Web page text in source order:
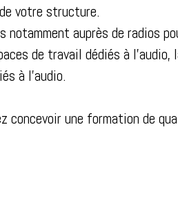
votre structure.
notamment auprès de radios
de travail dédiés à
à l'audio.
concevoir une formation de